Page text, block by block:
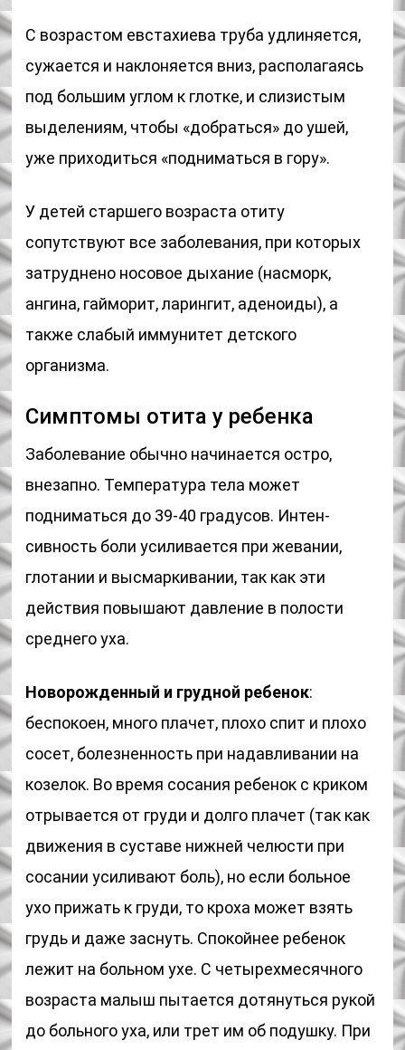
С возрастом евстахиева труба удлиняется,
сужается и наклоняется вниз, располагаясь
под большим углом к глотке, и слизистым
выделениям, чтобы «добраться» до ушей,
уже приходиться «подниматься в гору».
У детей старшего возраста отиту
сопутствуют все заболевания, при которых
затруднено носовое дыхание (насморк,
ангина, гайморит, ларингит, аденоиды), а
также слабый иммунитет детского
организма.
Симптомы отита у ребенка
Заболевание обычно начинается остро,
внезапно. Температура тела может
подниматься до 39-40 градусов. Интен­
сивность боли усиливается при жевании,
глотании и высмаркивании, так как эти
действия повышают давление в полости
среднего уха.
Новорожденный и грудной ребенок:
беспокоен, много плачет, плохо спит и плохо
сосет, болезненность при надавливании на
козелок. Во время сосания ребенок с криком
отрывается от груди и долго плачет (так как
движения в суставе нижней челюсти при
сосании усиливают боль), но если больное
ухо прижать к груди, то кроха может взять
грудь и даже заснуть. Спокойнее ребенок
лежит на больном ухе. С четырехмесячного
возраста малыш пытается дотянуться рукой
до больного уха, или трет им об подушку. При